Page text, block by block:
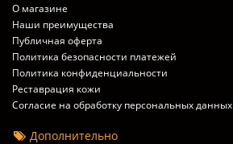
О магазине
Наши преимущества
Публичная оферта
Политика безопасности платежей
Политика конфиденциальности
Реставрация кожи
Согласие на обработку персональных данных
Дополнительно